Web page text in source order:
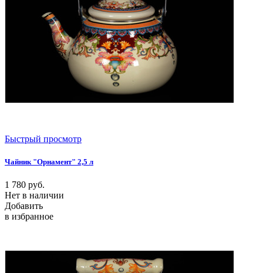
Быстрый просмотр
Чайник "Орнамент" 2,5 л
1 780 руб.
Нет в наличии
Добавить
в избранное